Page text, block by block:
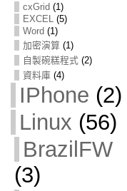
cxGrid (1)
EXCEL(5)
Word (1)
加密演算(1)
自製碗糕程式(2)
資料庫(4)
IPhone (2)
Linux (56)
BrazilFW
(3)